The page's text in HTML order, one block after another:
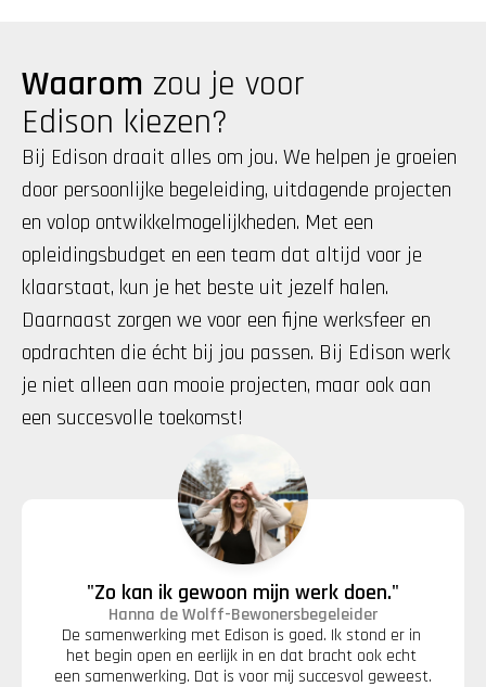
Waarom zou je voor
Edison kiezen?
Bij Edison draait alles om jou. We helpen je groeien
door persoonlijke begeleiding, uitdagende projecten
en volop ontwikkelmogelijkheden. Met een
opleidingsbudget en een team dat altijd voor je
klaarstaat, kun je het beste uit jezelf halen.
Daarnaast zorgen we voor een fijne werksfeer en
opdrachten die écht bij jou passen. Bij Edison werk
je niet alleen aan mooie projecten, maar ook aan
een succesvolle toekomst!
"Zo kan ik gewoon mijn werk doen."
Hanna de Wolff-Bewonersbegeleider
De samenwerking met Edison is goed. Ik stond er in
het begin open en eerlijk in en dat bracht ook echt
een samenwerking. Dat is voor mij succesvol geweest.